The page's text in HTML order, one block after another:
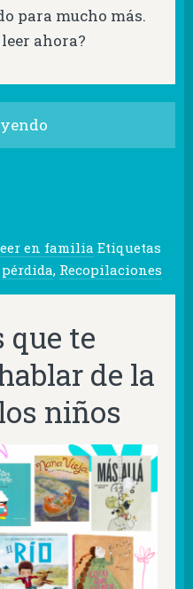
para mucho más.
leer ahora?
en familia Etiquetas
pérdida, Recopilaciones
que te
de la
niños